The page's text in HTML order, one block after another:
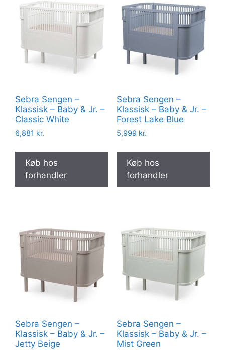
Sebra Sengen –
Klassisk – Baby & Jr. –
Classic White
6,881 kr.
Køb hos
forhandler
Sebra Sengen –
Klassisk – Baby & Jr. –
Forest Lake Blue
5,999 kr.
Køb hos
forhandler
Sebra Sengen –
Klassisk – Baby & Jr. –
Jetty Beige
Sebra Sengen –
Klassisk – Baby & Jr. –
Mist Green